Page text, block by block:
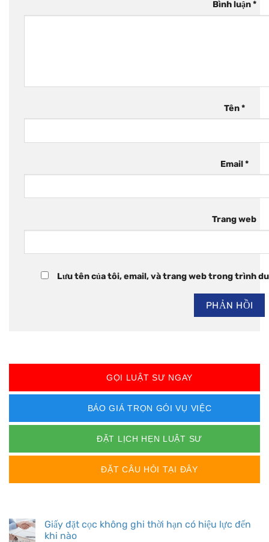
Bình luận*
Tên*
Email*
Trang web
Lưu tên của tôi, email, và trang web trong trình
GỌI LUẬT SƯ NGAY
BÁO GIÁ TRỌN GÓI VỤ VIỆC
ĐẶT LỊCH HẸN LUẬT SƯ
ĐẶT CÂU HỎI TẠI ĐÂY
Giấy đặt cọc không ghi thời hạn có hiệu lực đến
khi nào